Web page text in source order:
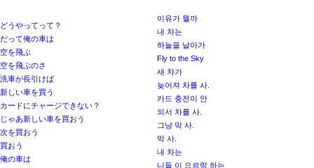
どうやってって？
だって俺の車は
空を飛ぶ
空を飛ぶのさ
洗車が長引けば
新しい車を買う
カードにチャージできない？
じゃあ新しい車を買おう
次を買おう
買おう
俺の車は
이유가 뭘까
내 차는
하늘을 날아가
Fly to the Sky
새 차가
늦어져 차를 사.
카드 충전이 안
되서 차를 사.
그냥 막 사.
막 사.
내 차는
니들 이 으르렁 하는